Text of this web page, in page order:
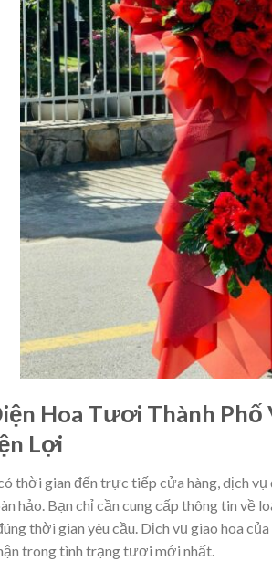
Hoa Tươi Thành Phố
Lợi
thời gian đến trực tiếp cửa hàng, dịch vụ
hảo. Bạn chỉ cần cung cấp thông tin về
thời gian yêu cầu. Dịch vụ giao hoa
trong tình trạng tươi mới nhất.